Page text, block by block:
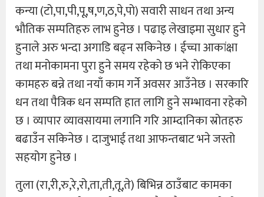
कन्या (टो,पा,पी,पू,ष,ण,ठ,पे,पो) सवारी साधन तथा अन्य
भौतिक सम्पतिहरु लाभ हुनेछ । पढाइ लेखाइमा सुधार हुने
हुनाले अरु भन्दा अगाडि बढ्न सकिनेछ । ईच्चा आकांक्षा
तथा मनोकामना पुरा हुने समय रहेको छ भने रोकिएका
कामहरु बन्ने तथा नयाँ काम गर्ने अवसर आउँनेछ । सरकारि
धन तथा पैत्रिक धन सम्पति हात लागि हुने सम्भावना रहेको
छ । व्यापार व्यावसायमा लगानि गरि आम्दानिका स्रोतहरु
बढाउँन सकिनेछ । दाजुभाई तथा आफन्तबाट भने जस्तो
सहयोग हुनेछ ।
तुला (रा,री,रु,रे,रो,ता,ती,तू,ते) बिभिन्न ठाउँबाट कामका